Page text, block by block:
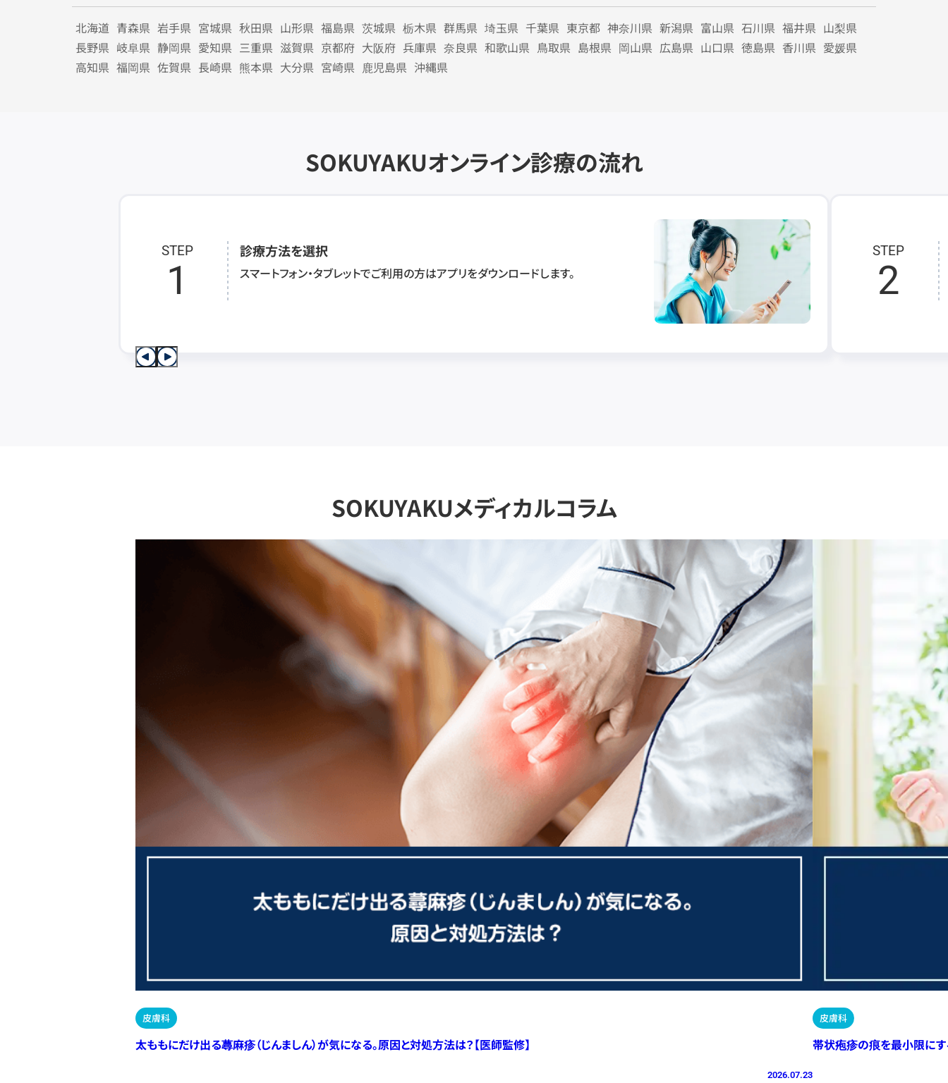
北海道 青森県 岩手県 宮城県 秋田県 山形県 福島県 茨城県 栃木県 群馬県 埼玉県 千葉県 東京都 神奈川県 新潟県 富山県 石川県 福井県 山梨県
長野県 岐阜県 静岡県 愛知県 三重県 滋賀県 京都府 大阪府 兵庫県 奈良県 和歌山県 鳥取県 島根県 岡山県 広島県 山口県 徳島県 香川県 愛媛県
高知県 福岡県 佐賀県 長崎県 熊本県 大分県 宮崎県 鹿児島県 沖縄県
SOKUYAKUオンライン診療の流れ
STEP
1
診療方法を選択
スマートフォン・タブレットでご利用の方はアプリをダウンロードします。
STEP
2
SOKUYAKUメディカルコラム
皮膚科
太ももにだけ出る蕁麻疹（じんましん）が気になる。原因と対処方法は？【医師監修】
2026.07.23
皮膚科
帯状疱疹の痕を最小限にす